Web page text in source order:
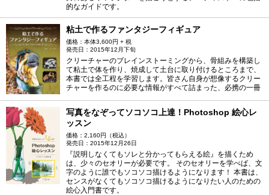
的なガイドです。
粘土で作るファンタジーフィギュア
価格：本体3,600円 + 税
発売日：2015年12月下旬
クリーチャーのブレインストーミングから、骨組みを構築し
て粘土で体を作り、焼成して土台に取り付けるところまで、
本書では全工程を学習します。皆さん自身が想像するクリー
チャーを作るのに必要な情報がすべて詰まった、必携の一冊
写真をなぞってソコソコ上達！Photoshop 絵心レ
ッスン
価格：2,160円（税込）
発売日：2015年12月26日
『説明しなくてもソレと分かってもらえる絵』を描くため
は、少々のセオリーが必要です。 そのセオリーを学べば、文
字のように誰でもソコソコ描けるようになります！ 本書は、
センスがなくてもソコソコ描けるようになりたい人のための
絵心入門書です。